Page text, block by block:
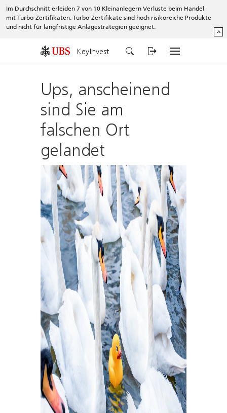
Im Durchschnitt erleiden 7 von 10 Kleinanlegern Verluste beim Handel
mit Turbo-Zertifikaten. Turbo-Zertifikate sind hoch risikoreiche Produkte
und nicht für langfristige Anlagestrategien geeignet.
^
KeyInvest
Ups, anscheinend
sind Sie am
falschen Ort
gelandet